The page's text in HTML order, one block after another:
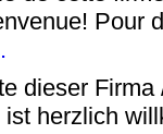
Pour
dieser
herzlich